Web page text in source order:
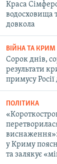
Краса
водосховища
довкола
ВІЙНА ТА КРИМ
Сорок днів,
результати
примусу
ПОЛІТИКА
у Криму
та залякує